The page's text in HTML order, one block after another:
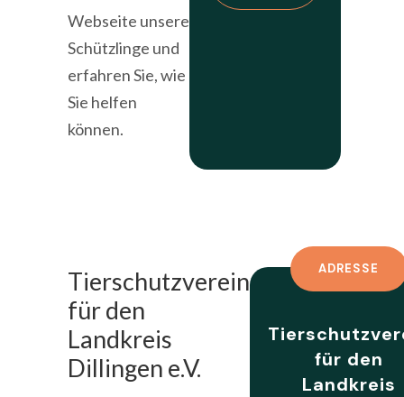
Webseite unsere
Schützlinge und
erfahren Sie, wie
Sie helfen
können.
Tierschutzverein
für den
Landkreis
Dillingen e.V.
ADRESSE
für den
Landkreis